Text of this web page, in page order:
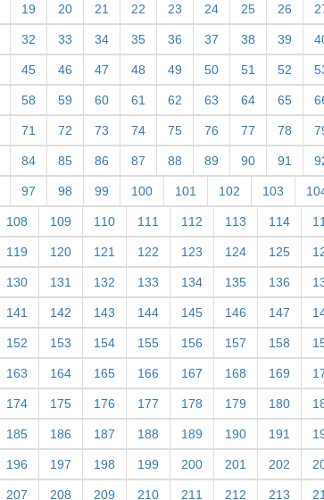
19 20 21 22 23 24 25 26
32 33 34 35 36 37 38 39
45 46 47 48 49 50 51 52
58 59 60 61 62 63 64 65
71 72 73 74 75 76 77 78
84 85 86 87 88 89 90 91
97 98 99 100 101 102 103
108 109 110 111 112 113 114
119 120 121 122 123 124 125
130 131 132 133 134 135 136
141 142 143 144 145 146 147
152 153 154 155 156 157 158
163 164 165 166 167 168 169
174 175 176 177 178 179 180
185 186 187 188 189 190 191
196 197 198 199 200 201 202
207 208 209 210 211 212 213